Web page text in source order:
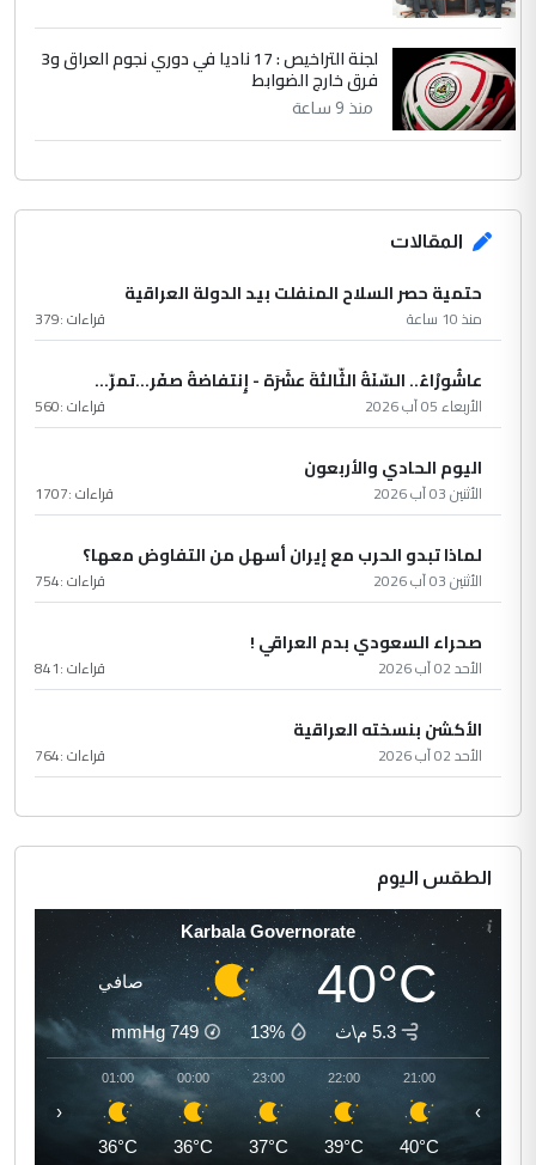
لجنة التراخيص : 17 ناديا في دوري نجوم العراق و3
فرق خارج الضوابط
منذ 9 ساعة
المقالات
حتمية حصر السلاح المنفلت بيد الدولة العراقية
منذ 10 ساعة قراءات :379
عاشُورْاءُ.. السّنَةُ الثّالثةَ عشَرَة - إِنتفاضةُ صفَر…تمرّ...
الأربعاء 05 آب 2026 قراءات :560
اليوم الحادي والأربعون
الأثنين 03 آب 2026 قراءات :1707
لماذا تبدو الحرب مع إيران أسهل من التفاوض معها؟
الأثنين 03 آب 2026 قراءات :754
صحراء السعودي بدم العراقي !
الأحد 02 آب 2026 قراءات :841
الأكشن بنسخته العراقية
الأحد 02 آب 2026 قراءات :764
الطقس اليوم
Karbala Governorate
40°C صافي
5.3 م\ث 13%
749
mmHg
21:00
40°C
22:00
39°C
23:00
37°C
00:00
36°C
01:00
36°C
‹ ›